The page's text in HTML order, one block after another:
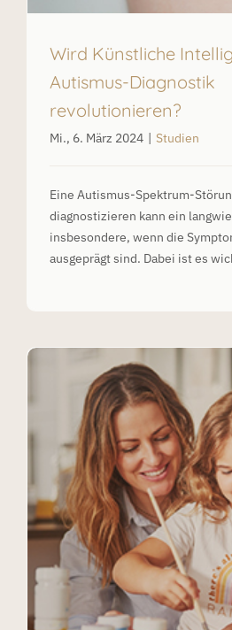
Wird Künstliche
Autismus-Diagnostik
revolutionieren?
Mi., 6. März 2024 | Studien
Eine Autismus-Spektrum-
diagnostizieren kann ein
insbesondere, wenn die
ausgeprägt sind. Dabei ist es